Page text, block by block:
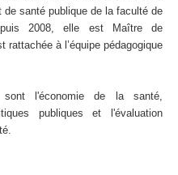
de santé publique de la faculté de
2008, elle est Maître de
à l’équipe pédagogique
sont l'économie de la santé,
publiques et l'évaluation